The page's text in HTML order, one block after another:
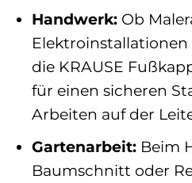
Handwerk:Ob
die KRAUSE
für einen sicheren
Arbeiten auf der
Gartenarbeit:Beim
Baumschnitt oder